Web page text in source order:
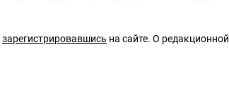
зарегистрировавшись на сайте. О редакционной